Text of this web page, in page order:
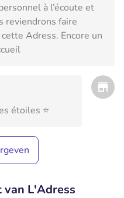
à l’écoute et
reviendrons faire
Adress. Encore un
étoiles ⭐️
L'Adress